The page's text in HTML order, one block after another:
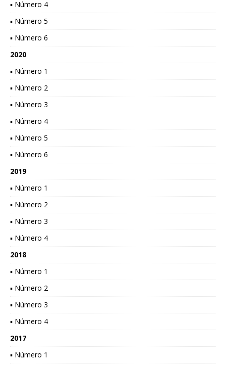
▪ Número 4
▪ Número 5
▪ Número 6
2020
▪ Número 1
▪ Número 2
▪ Número 3
▪ Número 4
▪ Número 5
▪ Número 6
2019
▪ Número 1
▪ Número 2
▪ Número 3
▪ Número 4
2018
▪ Número 1
▪ Número 2
▪ Número 3
▪ Número 4
2017
▪ Número 1